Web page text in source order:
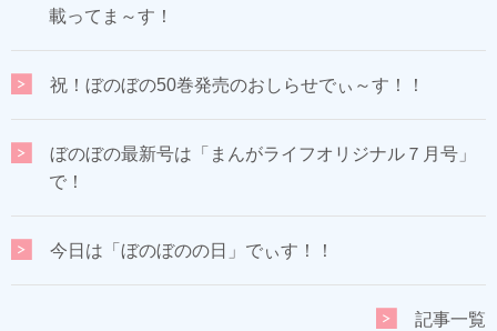
載ってま～す！
祝！ぼのぼの50巻発売のおしらせでぃ～す！！
ぼのぼの最新号は「まんがライフオリジナル７月号」
で！
今日は「ぼのぼのの日」でぃす！！
記事一覧